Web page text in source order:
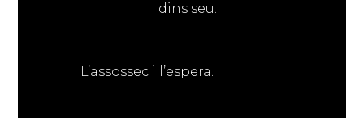
dins seu.
L’assossec i l’espera.